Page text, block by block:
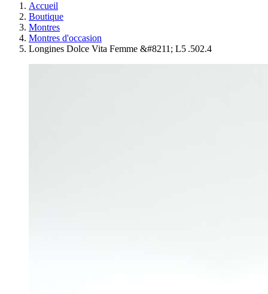
Accueil
Boutique
Montres
Montres d'occasion
Longines Dolce Vita Femme &#8211; L5 .502.4